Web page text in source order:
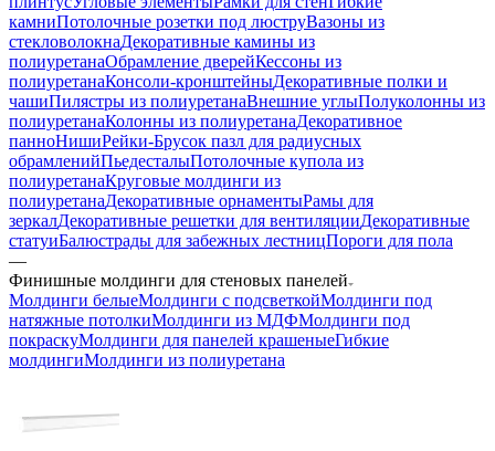
камниПотолочные розетки под люструВазоны из
стекловолокнаДекоративные камины из
полиуретанаОбрамление дверейКессоны из
полиуретанаКонсоли-кронштейныДекоративные полки и
чашиПилястры из полиуретанаВнешние углыПолуколонны из
полиуретанаКолонны из полиуретанаДекоративное
панноНишиРейки-Брусок пазл для радиусных
обрамленийПьедесталыПотолочные купола из
полиуретанаКруговые молдинги из
полиуретанаДекоративные орнаментыРамы для
зеркалДекоративные решетки для вентиляцииДекоративные
статуиБалюстрады для забежных лестницПороги для пола
—
Финишные молдинги для стеновых панелей
Молдинги белыеМолдинги с подсветкойМолдинги под
натяжные потолкиМолдинги из МДФМолдинги под
покраскуМолдинги для панелей крашеныеГибкие
молдингиМолдинги из полиуретана